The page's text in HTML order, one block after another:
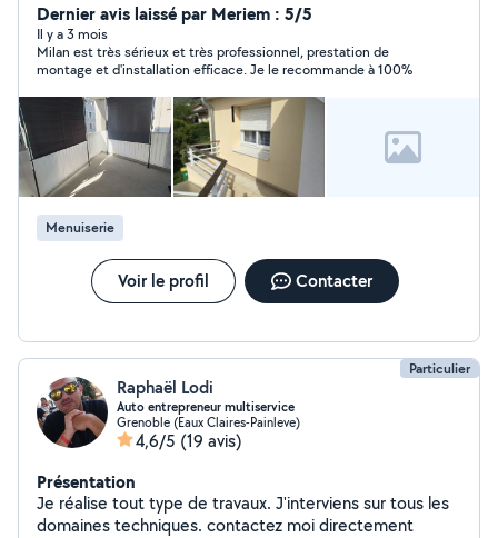
Dernier avis laissé par Meriem : 5/5
Il y a 3 mois
Milan est très sérieux et très professionnel, prestation de
montage et d'installation efficace. Je le recommande à 100%
Menuiserie
Voir le profil Contacter
Particulier
Raphaël Lodi
Auto entrepreneur multiservice
Grenoble (Eaux Claires-Painleve)
4,6/5 (19 avis)
Présentation
Je réalise tout type de travaux. J'interviens sur tous les
domaines techniques. contactez moi directement